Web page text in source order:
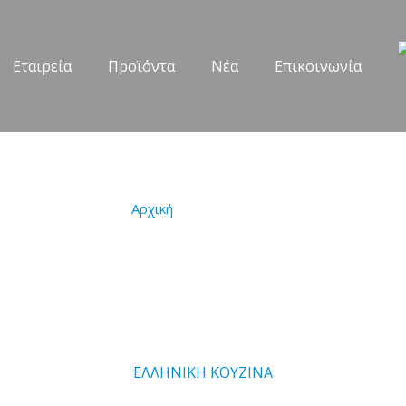
Εταιρεία Προϊόντα Νέα Επικοινωνία
Αρχική
ΕΛΛΗΝΙΚΗ ΚΟΥΖΙΝΑ